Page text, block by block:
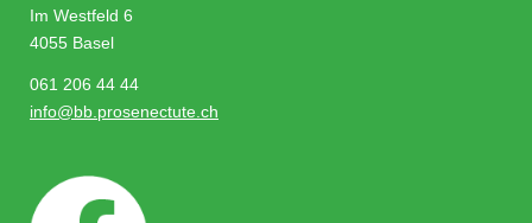
Im Westfeld 6
4055 Basel
061 206 44 44
info@bb.prosenectute.ch